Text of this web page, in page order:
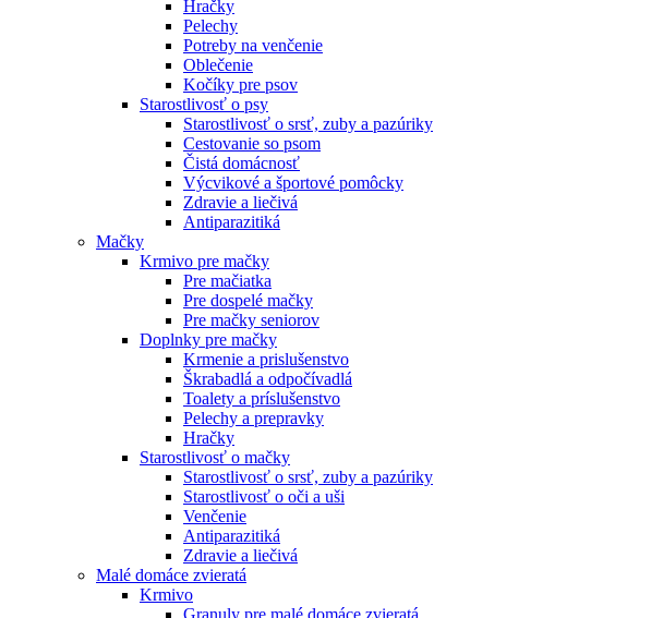
Hračky
Pelechy
Potreby na venčenie
Oblečenie
Kočíky pre psov
Starostlivosť o psy
Starostlivosť o srsť, zuby a pazúriky
Cestovanie so psom
Čistá domácnosť
Výcvikové a športové pomôcky
Zdravie a liečivá
Antiparazitiká
Mačky
Krmivo pre mačky
Pre mačiatka
Pre dospelé mačky
Pre mačky seniorov
Doplnky pre mačky
Krmenie a prislušenstvo
Škrabadlá a odpočívadlá
Toalety а príslušenstvo
Pelechy a prepravky
Hračky
Starostlivosť o mačky
Starostlivosť o srsť, zuby a pazúriky
Starostlivosť o oči a uši
Venčenie
Antiparazitiká
Zdravie a liečivá
Malé domáce zvieratá
Krmivo
Granuly pre malé domáce zvieratá